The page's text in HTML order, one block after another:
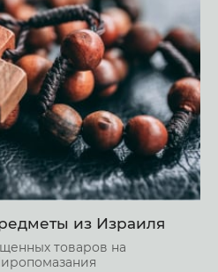
из Израиля
товаров на